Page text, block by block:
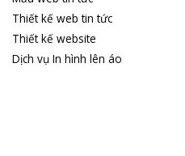
Thiết kế web tin tức
Thiết kế website
Dịch vụ In hình lên áo